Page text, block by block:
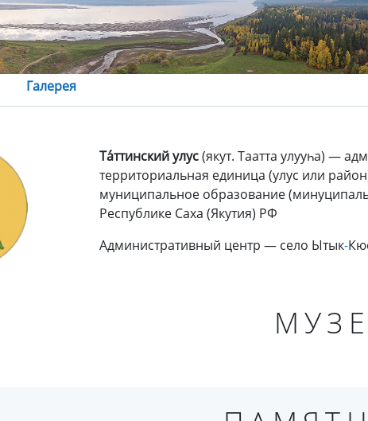
Галерея
Та́ттинский улус(якут. Таатта улууһа) —
территориальная единица (улус или
муниципальное образование
Республике Саха (Якутия) РФ
Административный центр — село Ытык-